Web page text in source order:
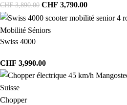
CHF3,890.00 CHF 3,790.00
Mobilité Séniors
Swiss 4000
CHF 3,990.00
Chopper